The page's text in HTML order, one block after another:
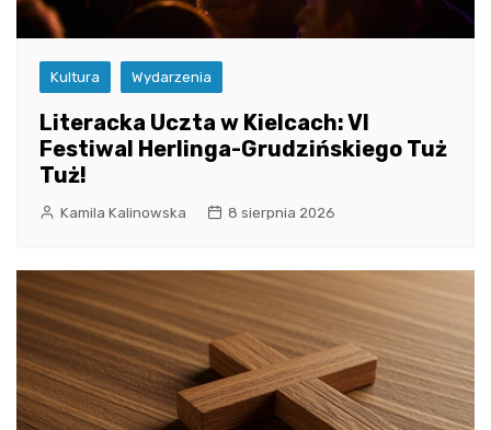
Kultura Wydarzenia
Literacka Uczta w Kielcach: VI
Festiwal Herlinga-Grudzińskiego Tuż
Tuż!
Kamila Kalinowska 8 sierpnia 2026